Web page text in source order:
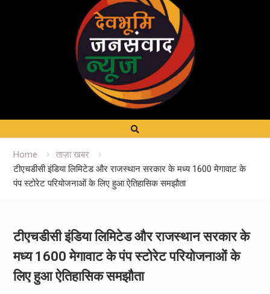
Google
Home
ताज़ा खबर
टीएचडीसी इंडिया लिमिटेड और राजस्थान सरकार के मध्य 1600 मेगावाट के
पंप स्टोरेट परियोजनाओं के लिए हुआ ऐतिहासिक समझौता
टीएचडीसी इंडिया लिमिटेड और राजस्थान सरकार के
मध्य 1600 मेगावाट के पंप स्टोरेट परियोजनाओं के
लिए हुआ ऐतिहासिक समझौता